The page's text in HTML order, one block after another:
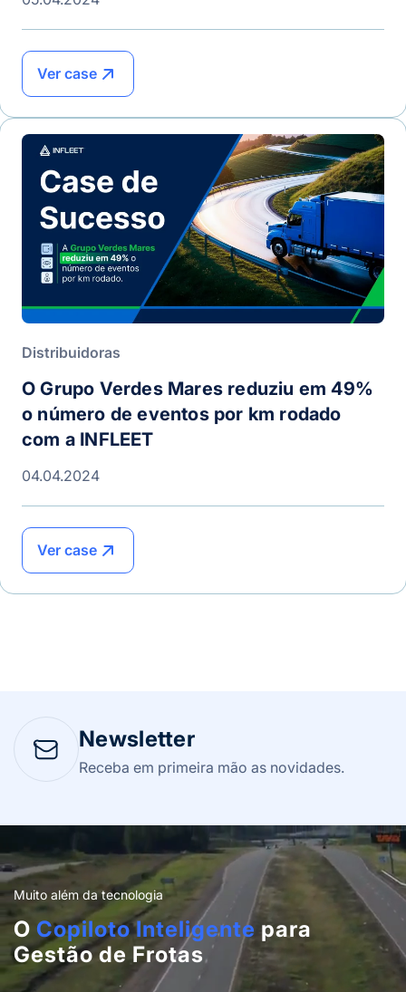
Ver case
Distribuidoras
O Grupo Verdes Mares reduziu em 49%
o número de eventos por km rodado
com a INFLEET
04.04.2024
Ver case
Newsletter
Receba em primeira mão as novidades.
Muito além da tecnologia
O Copiloto Inteligente para
Gestão de Frotas